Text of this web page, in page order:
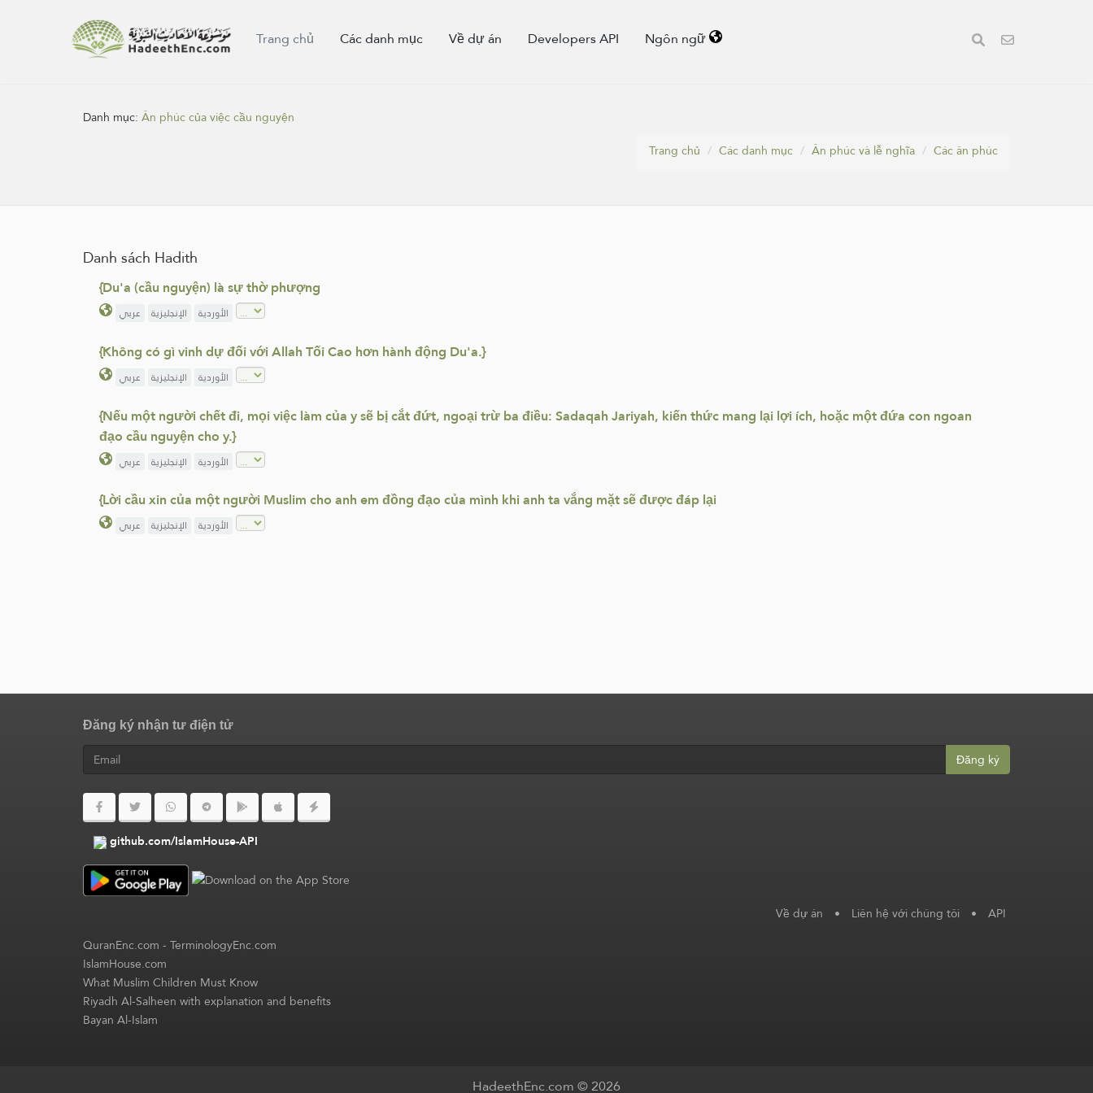
Trang chủ Các danh mục Về dự án Developers API Ngôn ngữ
Danh mục:Ân phúc của việc cầu nguyện
Trang chủ
Các danh mục Ân phúc và lễ nghĩa Các ân phúc
Danh sách Hadith
{Du'a (cầu nguyện) là sự thờ phượng
عربي الإنجليزية الأوردية
{Không có gì vinh dự đối với Allah Tối Cao hơn hành động Du'a.}
عربي الإنجليزية الأوردية
{Nếu một người chết đi, mọi việc làm của y sẽ bị cắt đứt, ngoại trừ ba điều: Sadaqah Jariyah, kiến thức mang lại lợi ích, hoặc một đứa con ngoan
đạo cầu nguyện cho y.}
عربي الإنجليزية الأوردية
{Lời cầu xin của một người Muslim cho anh em đồng đạo của mình khi anh ta vắng mặt sẽ được đáp lại
عربي الإنجليزية الأوردية
Đăng ký nhận tư điện tử
Đăng ký
github.com/IslamHouse-API
Về dự án • Liên hệ với chúng tôi • API
QuranEnc.com-TerminologyEnc.com
IslamHouse.com
What Muslim Children Must Know
Riyadh Al-Salheen with explanation and benefits
Bayan Al-Islam
HadeethEnc.com © 2026